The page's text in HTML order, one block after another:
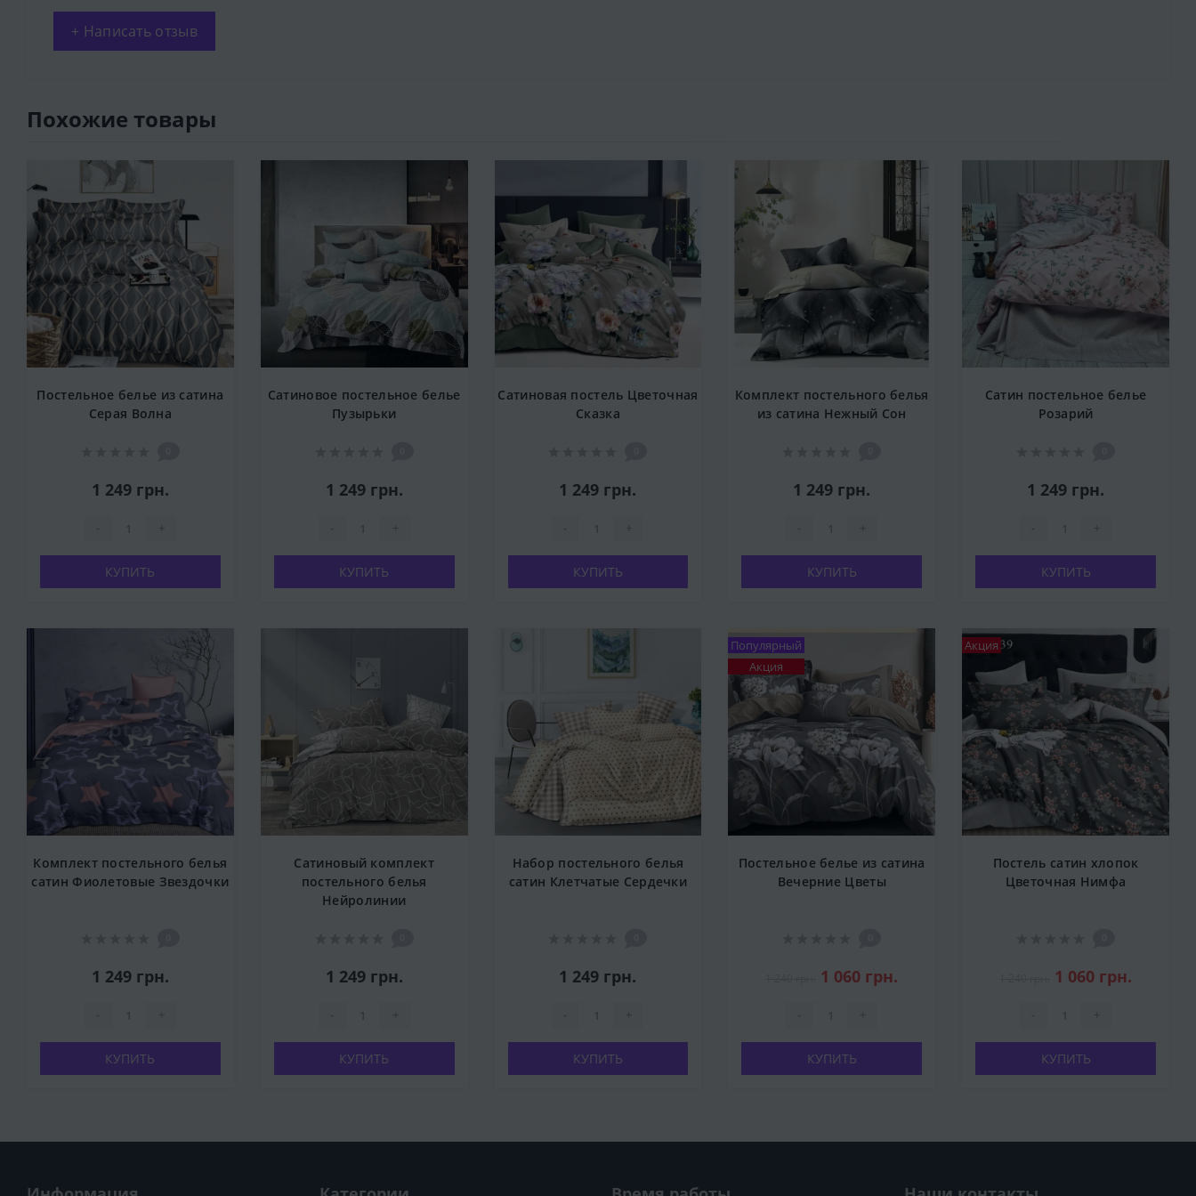
+ Написать отзыв
Похожие товары
Постельное белье из сатина
Серая Волна
1 249 грн.
КУПИТЬ
Сатиновое постельное белье
Пузырьки
1 249 грн.
КУПИТЬ
Сатиновая постель Цветочная
Сказка
1 249 грн.
КУПИТЬ
Комплект постельного белья
из сатина Нежный Сон
1 249 грн.
КУПИТЬ
Сатин постельное белье
Розарий
1 249 грн.
КУПИТЬ
Комплект постельного белья
сатин Фиолетовые Звездочки
1 249 грн.
КУПИТЬ
Сатиновый комплект
постельного белья
Нейролинии
1 249 грн.
КУПИТЬ
Набор постельного белья
сатин Клетчатые Сердечки
1 249 грн.
КУПИТЬ
Популярный
Акция
Постельное белье из сатина
Вечерние Цветы
1 060 грн.
КУПИТЬ
Акция
Постель сатин хлопок
Цветочная Нимфа
1 060 грн.
КУПИТЬ